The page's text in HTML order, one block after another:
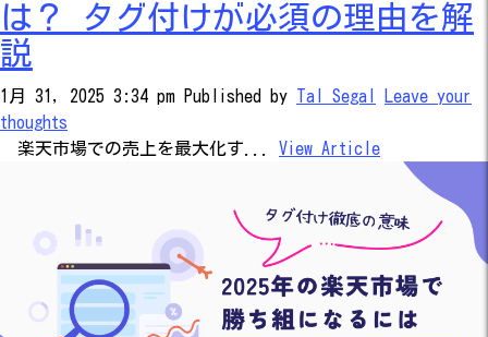
は？ タグ付けが必須の理由を解
説
1月 31, 2025 3:34 pm Published by Tal Segal
Leave your
thoughts
楽天市場での売上を最大化す... View Article